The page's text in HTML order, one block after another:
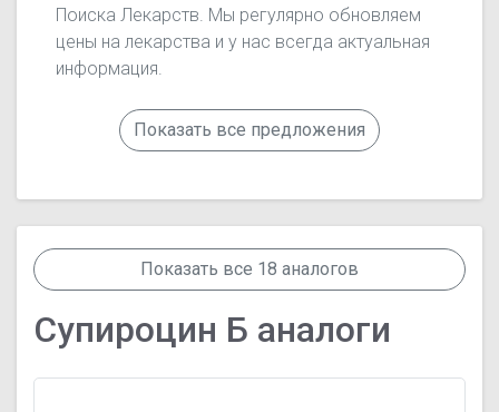
Поиска Лекарств. Мы регулярно обновляем
цены на лекарства и у нас всегда актуальная
информация.
Показать все предложения
Показать все 18 аналогов
Супироцин Б аналоги